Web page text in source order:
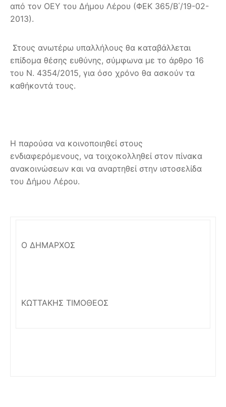
από τον ΟΕΥ του Δήμου Λέρου (ΦΕΚ 365/Β΄/19-02-
2013).
Στους ανωτέρω υπαλλήλους θα καταβάλλεται
επίδομα θέσης ευθύνης, σύμφωνα με το άρθρο 16
του Ν. 4354/2015, για όσο χρόνο θα ασκούν τα
καθήκοντά τους.
Η παρούσα να κοινοποιηθεί στους
ενδιαφερόμενους, να τοιχοκολληθεί στον πίνακα
ανακοινώσεων και να αναρτηθεί στην ιστοσελίδα
του Δήμου Λέρου.
Ο ΔΗΜΑΡΧΟΣ
ΚΩΤΤΑΚΗΣ ΤΙΜΟΘΕΟΣ